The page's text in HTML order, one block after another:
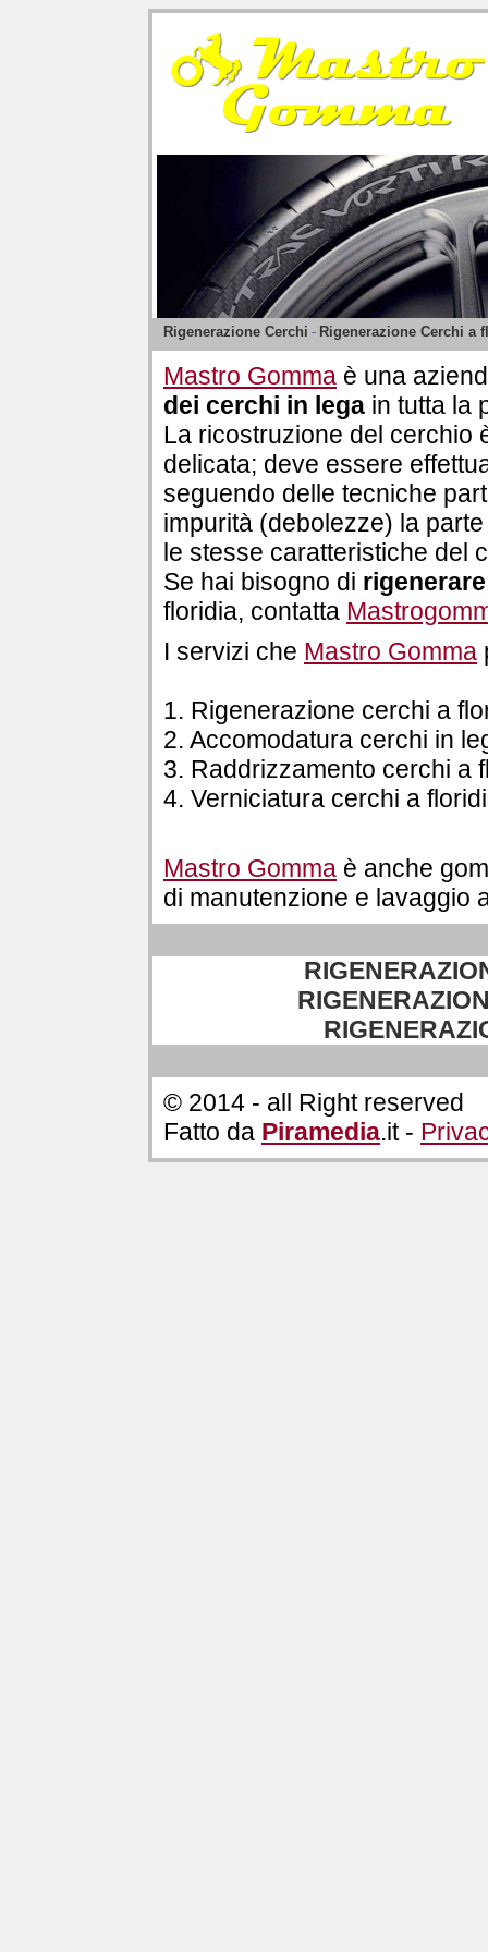
Rigenerazione Cerchi - Rigenerazione Cerchi a
Mastro Gomma è una
dei cerchi in lega in tutta la
La ricostruzione del cerchio
delicata; deve essere
seguendo delle tecniche
impurità (debolezze) la
le stesse caratteristiche del
Se hai bisogno di
floridia, contatta
I servizi che Mastro Gomma
1. Rigenerazione cerchi a
2. Accomodatura cerchi in
3. Raddrizzamento cerchi a
4. Verniciatura cerchi a
Mastro Gomma è anche
di manutenzione e lavaggio
© 2014 - all Right reserved
Fatto da Piramedia.it -